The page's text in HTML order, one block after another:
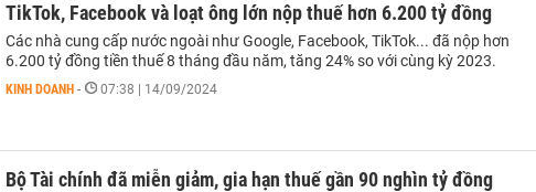
TikTok, Facebook và loạt ông lớn nộp thuế hơn 6.200 tỷ đồng
Các nhà cung cấp nước ngoài như Google, Facebook, TikTok... đã nộp hơn
6.200 tỷ đồng tiền thuế 8 tháng đầu năm, tăng 24% so với cùng kỳ 2023.
KINH DOANH - 07:38 | 14/09/2024
Bộ Tài chính đã miễn giảm, gia hạn thuế gần 90 nghìn tỷ đồng